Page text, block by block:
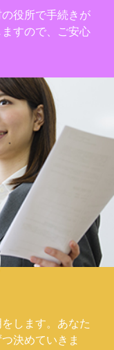
役所で手続きが
すので、ご安心
します。あなた
決めていきま